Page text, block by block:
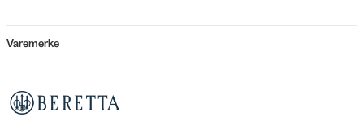
Varemerke